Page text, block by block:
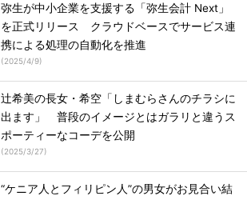
弥生が中小企業を支援する「弥生会計 Next」
を正式リリース クラウドベースでサービス連
携による処理の自動化を推進
(2025/4/9)
辻希美の長女・希空「しまむらさんのチラシに
出ます」 普段のイメージとはガラリと違うス
ポーティーなコーデを公開
(2025/3/27)
“ケニア人とフィリピン人”の男女がお見合い結